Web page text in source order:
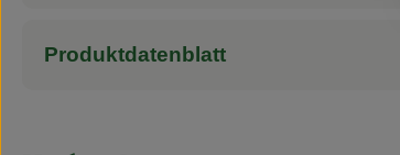
Produktdatenblatt